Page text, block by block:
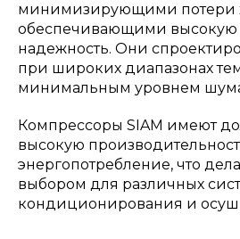
минимизирующими потери
обеспечивающими высокую
надежность. Они
при широких диапазонах
минимальным уровнем
Компрессоры SIAM имеют
высокую
энергопотребление, что
выбором для различных
кондиционирования и